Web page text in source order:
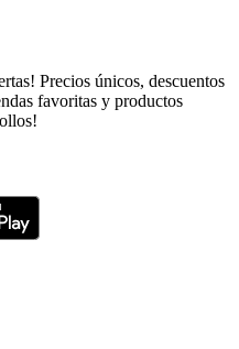
Precios únicos, descuentos
favoritas y productos